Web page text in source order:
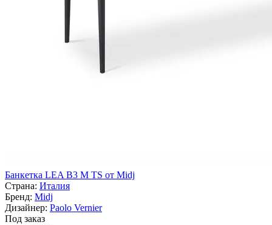
Банкетка LEA B3 M TS от Midj
Страна: Италия
Бренд: Midj
Дизайнер: Paolo Vernier
Под заказ